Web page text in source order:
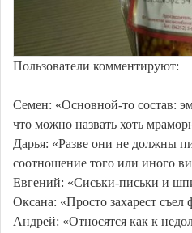
Пользователи комментируют:
Семен: «Основной-то состав:
что можно назвать хоть
Дарья: «Разве они не должны
соотношение того или иного
Евгений: «Сиськи-письки и
Оксана: «Просто захарест съел
Андрей: «Относятся как к